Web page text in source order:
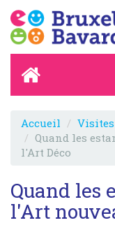
Accueil
Quand les
l'Art Déco
Quand les
l'Art